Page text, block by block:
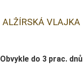
ALŽÍRSKÁ VLAJKA
Obvykle do 3 prac. dnů